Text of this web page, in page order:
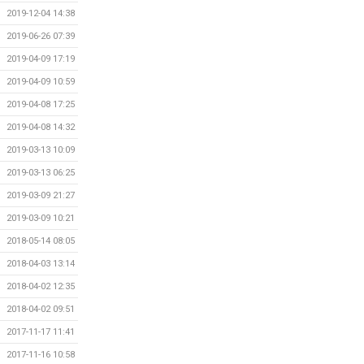
2019-12-04 14:38
2019-06-26 07:39
2019-04-09 17:19
2019-04-09 10:59
2019-04-08 17:25
2019-04-08 14:32
2019-03-13 10:09
2019-03-13 06:25
2019-03-09 21:27
2019-03-09 10:21
2018-05-14 08:05
2018-04-03 13:14
2018-04-02 12:35
2018-04-02 09:51
2017-11-17 11:41
2017-11-16 10:58